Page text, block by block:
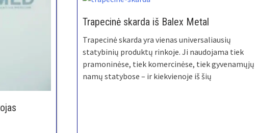
Trapecinė skarda iš Balex Metal
Trapecinė skarda yra vienas universaliausių
statybinių produktų rinkoje. Ji naudojama tiek
pramoninėse, tiek komercinėse, tiek gyvenamųjų
namų statybose – ir kiekvienoje iš šių